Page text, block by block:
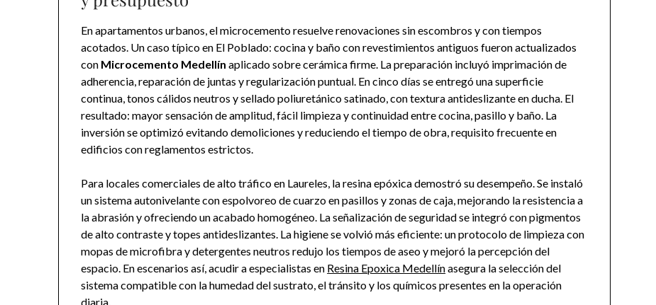
En apartamentos urbanos, el microcemento resuelve renovaciones sin escombros y con tiempos
acotados. Un caso típico en El Poblado: cocina y baño con revestimientos antiguos fueron actualizados
con Microcemento Medellín aplicado sobre cerámica firme. La preparación incluyó imprimación de
adherencia, reparación de juntas y regularización puntual. En cinco días se entregó una superficie
continua, tonos cálidos neutros y sellado poliuretánico satinado, con textura antideslizante en ducha. El
resultado: mayor sensación de amplitud, fácil limpieza y continuidad entre cocina, pasillo y baño. La
inversión se optimizó evitando demoliciones y reduciendo el tiempo de obra, requisito frecuente en
edificios con reglamentos estrictos.
Para locales comerciales de alto tráfico en Laureles, la resina epóxica demostró su desempeño. Se instaló
un sistema autonivelante con espolvoreo de cuarzo en pasillos y zonas de caja, mejorando la resistencia a
la abrasión y ofreciendo un acabado homogéneo. La señalización de seguridad se integró con pigmentos
de alto contraste y topes antideslizantes. La higiene se volvió más eficiente: un protocolo de limpieza con
mopas de microfibra y detergentes neutros redujo los tiempos de aseo y mejoró la percepción del
espacio. En escenarios así, acudir a especialistas en Resina Epoxica Medellínasegura la selección del
sistema compatible con la humedad del sustrato, el tránsito y los químicos presentes en la operación
diaria.